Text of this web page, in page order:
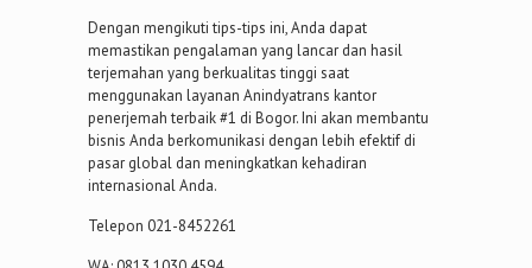
Dengan mengikuti tips-tips ini, Anda dapat
memastikan pengalaman yang lancar dan hasil
terjemahan yang berkualitas tinggi saat
menggunakan layanan Anindyatrans kantor
penerjemah terbaik #1 di Bogor. Ini akan membantu
bisnis Anda berkomunikasi dengan lebih efektif di
pasar global dan meningkatkan kehadiran
internasional Anda.
Telepon 021-8452261